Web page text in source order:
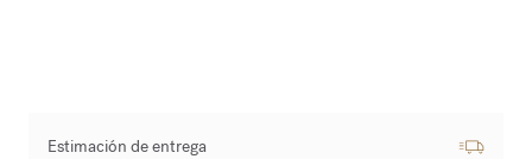
Estimación de entrega